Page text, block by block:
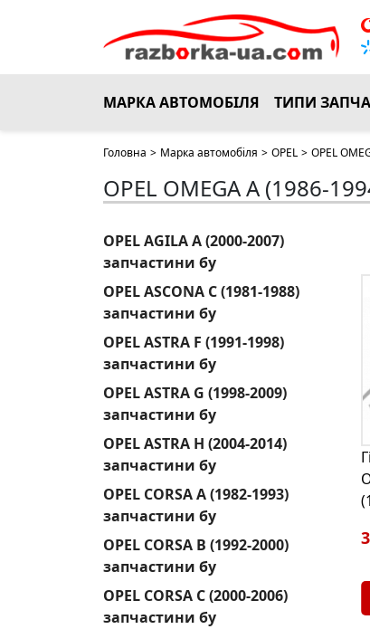
МАРКА АВТОМОБІЛЯ ТИПИ
Головна > Марка автомобіля > OPEL > OPEL
OPEL OMEGA A (1986-
OPEL AGILA A (2000-2007)
запчастини бу
OPEL ASCONA C (1981-1988)
запчастини бу
OPEL ASTRA F (1991-1998)
запчастини бу
OPEL ASTRA G (1998-2009)
запчастини бу
OPEL ASTRA H (2004-2014)
запчастини бу
OPEL CORSA A (1982-1993)
запчастини бу
OPEL CORSA B (1992-2000)
запчастини бу
OPEL CORSA C (2000-2006)
запчастини бу